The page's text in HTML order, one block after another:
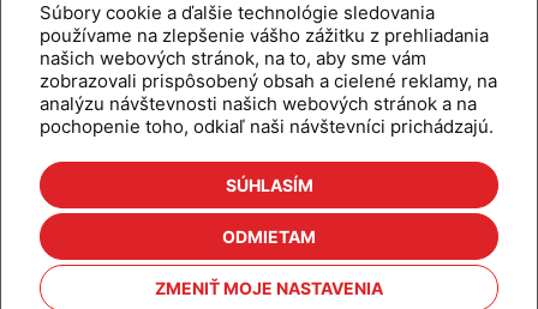
Súbory cookie a ďalšie technológie sledovania
používame na zlepšenie vášho zážitku z prehliadania
našich webových stránok, na to, aby sme vám
zobrazovali prispôsobený obsah a cielené reklamy, na
analýzu návštevnosti našich webových stránok a na
pochopenie toho, odkiaľ naši návštevníci prichádzajú.
SÚHLASÍM
ODMIETAM
ZMENIŤ MOJE NASTAVENIA
Domov
Produkty
Aktuality
Odber šikovné tipy
Kalkulačky
Cenníky
Na stiahnutie
Referencie
Kontakt